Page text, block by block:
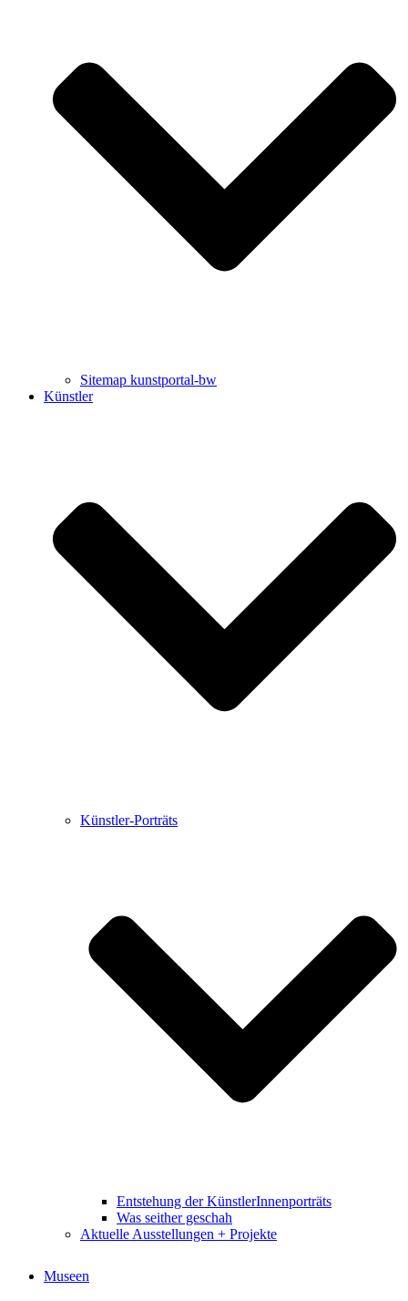
Uli Rothfuss
Harald Schwiers
Buchbesprechungen von Harald Schwiers
Haralds Streifzüge
Hörtipps von Harald Schwiers
Kunstausflüge mit Sigrid Balke
Marc Peschke – Out of The Länd
Buchtipps von Uli Rothfuss
Sitemap kunstportal-bw
Künstler
Künstler-Porträts
Entstehung der KünstlerInnenporträts
Was seither geschah
Aktuelle Ausstellungen + Projekte
Museen